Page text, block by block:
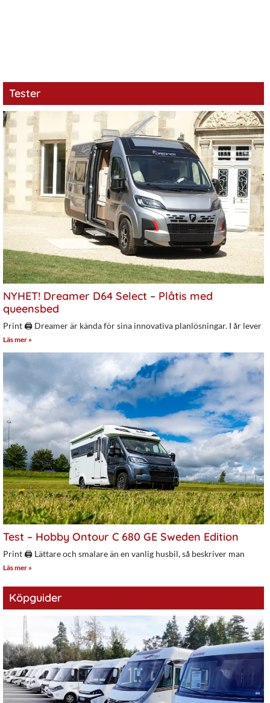
Tester
NYHET! Dreamer D64 Select – Plåtis med
queensbed
Print 🖨 Dreamer är kända för sina innovativa planlösningar. I år lever
Läs mer »
Test – Hobby Ontour C 680 GE Sweden Edition
Print 🖨 Lättare och smalare än en vanlig husbil, så beskriver man
Läs mer »
Köpguider